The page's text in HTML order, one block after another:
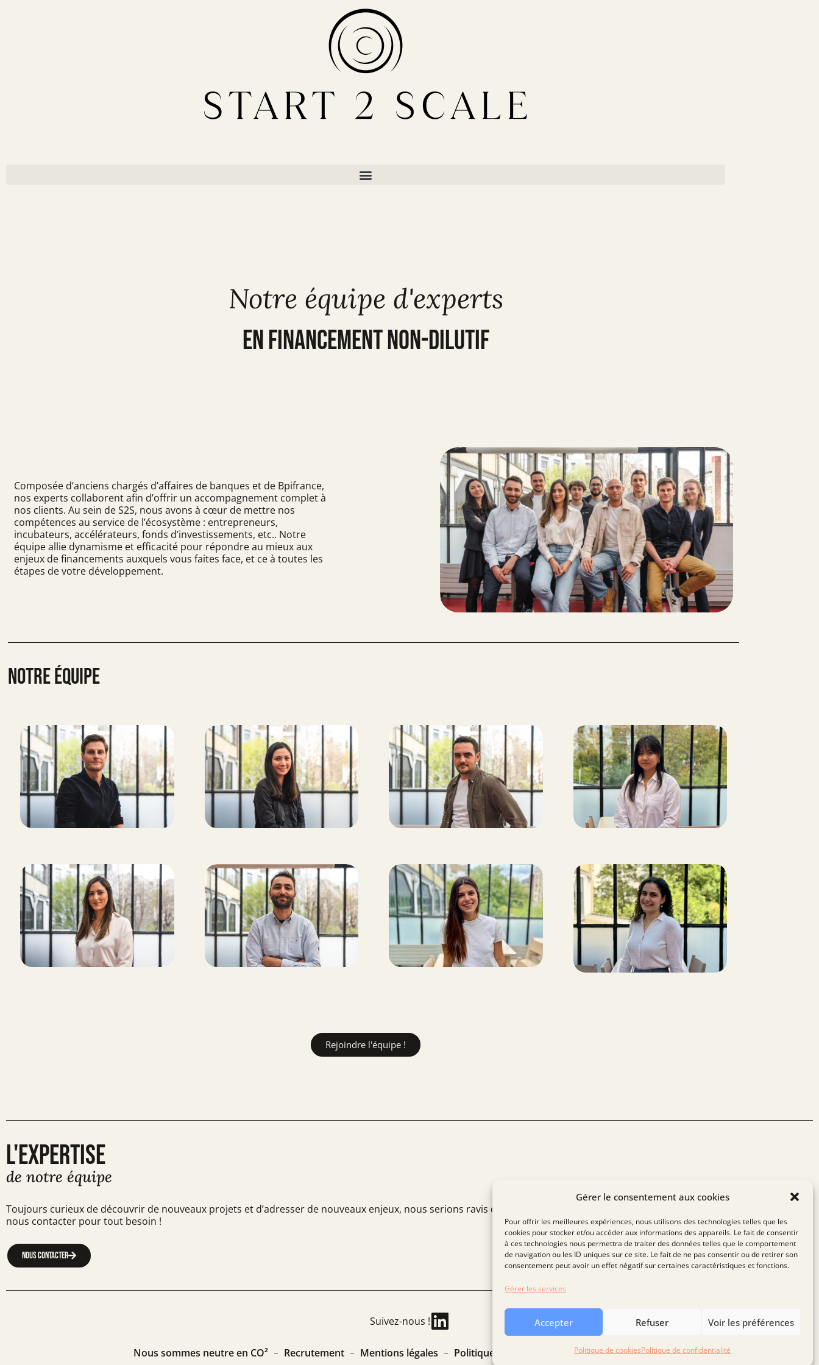
Gérer le consentement aux cookies
Pour offrir les meilleures expériences, nous utilisons des technologies telles que les
cookies pour stocker et/ou accéder aux informations des appareils. Le fait de consentir
à ces technologies nous permettra de traiter des données telles que le comportement
de navigation ou les ID uniques sur ce site. Le fait de ne pas consentir ou de retirer son
consentement peut avoir un effet négatif sur certaines caractéristiques et fonctions.
Gérer les services
Accepter Refuser Voir les préférences
Politique de cookiesPolitique de confidentialité
Notre équipe d'experts
en financement non-dilutif
Composée d’anciens chargés d’affaires de banques et de Bpifrance,
nos experts collaborent afin d’offrir un accompagnement complet à
nos clients. Au sein de S2S, nous avons à cœur de mettre nos
compétences au service de l’écosystème : entrepreneurs,
incubateurs, accélérateurs, fonds d’investissements, etc.. Notre
équipe allie dynamisme et efficacité pour répondre au mieux aux
enjeux de financements auxquels vous faites face, et ce à toutes les
étapes de votre développement.
Notre équipe
Rejoindre l'équipe !
L'EXPERTISE
de notre équipe
Toujours curieux de découvrir de nouveaux projets et d’adresser de nouveaux enjeux, nous serions ravis d’échanger avec vous sur vos sujets de financement. N’hésitez pas à
nous contacter pour tout besoin !
Nous contacter
Suivez-nous !
Nous sommes neutre en CO² Recrutement Mentions légales Politique de confidentialité Politique de cookies